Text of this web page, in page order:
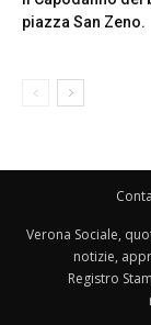
piazza San Zeno.
Verona Sociale,
notizie,
Registro